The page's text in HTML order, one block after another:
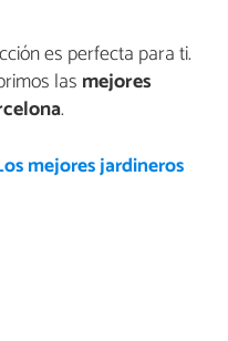
es perfecta para ti.
las mejores
.
mejores jardineros